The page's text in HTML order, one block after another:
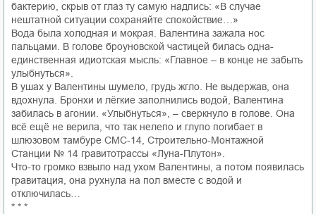
бактерию, скрыв от глаз ту самую надпись: «В случае
нештатной ситуации сохраняйте спокойствие…»
Вода была холодная и мокрая. Валентина зажала нос
пальцами. В голове броуновской частицей билась одна-
единственная идиотская мысль: «Главное – в конце не забыть
улыбнуться».
В ушах у Валентины шумело, грудь жгло. Не выдержав, она
вдохнула. Бронхи и лёгкие заполнились водой, Валентина
забилась в агонии. «Улыбнуться», – сверкнуло в голове. Она
всё ещё не верила, что так нелепо и глупо погибает в
шлюзовом тамбуре СМС-14, Строительно-Монтажной
Станции № 14 гравитотрассы «Луна-Плутон».
Что-то громко взвыло над ухом Валентины, а потом появилась
гравитация, она рухнула на пол вместе с водой и
отключилась…
* * *